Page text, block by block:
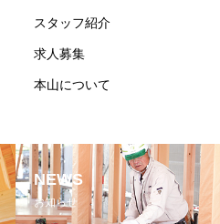
スタッフ紹介
求人募集
本山について
NEWS
お知らせ